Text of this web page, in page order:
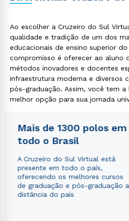
Ao escolher a Cruzeiro do Sul
qualidade e tradição de um dos
educacionais de ensino superior
compromisso é oferecer ao aluno
métodos inovadores e docentes
infraestrutura moderna e diversos
pós-graduação. Assim, você tem
melhor opção para sua jornada
Mais de 1300 polos em
todo o Brasil
A Cruzeiro do Sul Virtual está
presente em todo o país,
oferecendo os melhores cursos
de graduação e pós-graduação a
distância do país
WhatsApp
ou
Política
autorizo que meus dados sejam
envio de conteúdos da Cruzeiro